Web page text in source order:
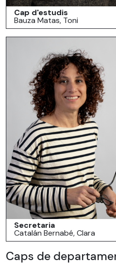
Cap d'estudis
Bauza Matas, Toni
Secretaria
Catalán Bernabé, Clara
Caps de